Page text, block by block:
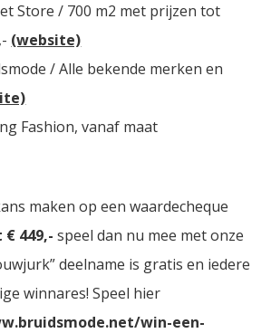
Store / 700 m2 met prijzen tot
(website)
/ Alle bekende merken en
Fashion, vanaf maat
maken op een waardecheque
449,- speel dan nu mee met onze
deelname is gratis en iedere
winnares! Speel hier
win-een-